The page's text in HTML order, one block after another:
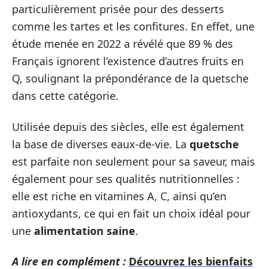
particulièrement prisée pour des desserts
comme les tartes et les confitures. En effet, une
étude menée en 2022 a révélé que 89 % des
Français ignorent l’existence d’autres fruits en
Q, soulignant la prépondérance de la quetsche
dans cette catégorie.
Utilisée depuis des siècles, elle est également
la base de diverses eaux-de-vie. La quetsche
est parfaite non seulement pour sa saveur, mais
également pour ses qualités nutritionnelles :
elle est riche en vitamines A, C, ainsi qu’en
antioxydants, ce qui en fait un choix idéal pour
une alimentation saine.
A lire en complément : Découvrez les bienfaits